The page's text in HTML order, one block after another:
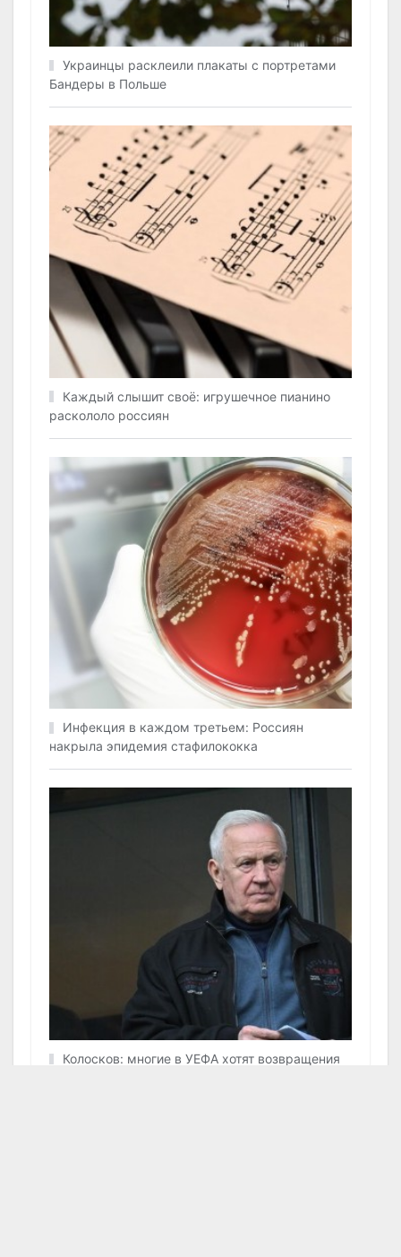
Украинцы расклеили плакаты с портретами
Бандеры в Польше
Каждый слышит своё: игрушечное пианино
раскололо россиян
Инфекция в каждом третьем: Россиян
накрыла эпидемия стафилококка
Колосков: многие в УЕФА хотят возвращения